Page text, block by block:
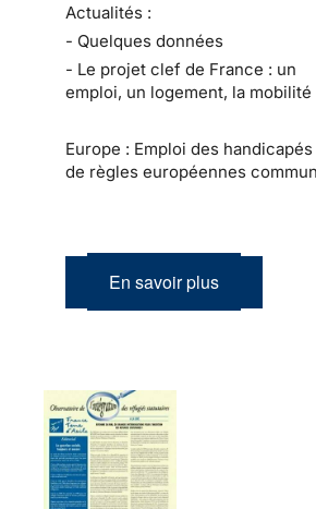
Actualités :
- Quelques données
- Le projet clef de France : un
emploi, un logement, la mobilité
Europe : Emploi des handicapés
de règles européennes
En savoir plus